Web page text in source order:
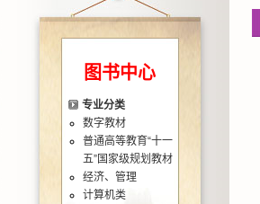
图书中心
专业分类
数字教材
普通高等教育“十一
五”国家级规划教材
经济、管理
计算机类